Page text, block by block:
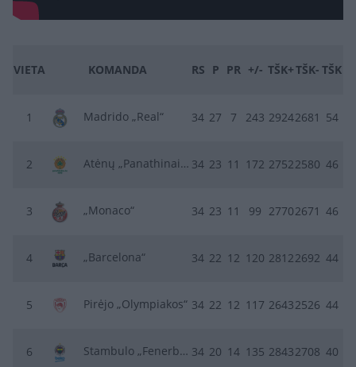
VIETA KOMANDA RS P PR +/- TŠK+TŠK- TŠK
1 Madrido „Real“ 34 27 7 243 29242681 54
2 Atėnų „Panathinaikos“ 34 23 11 172 27522580 46
3 „Monaco“ 34 23 11 99 27702671 46
4 „Barcelona“ 34 22 12 120 28122692 44
5 Pirėjo „Olympiakos“ 34 22 12 117 26432526 44
6 Stambulo „Fenerbahce“ 34 20 14 135 28432708 40